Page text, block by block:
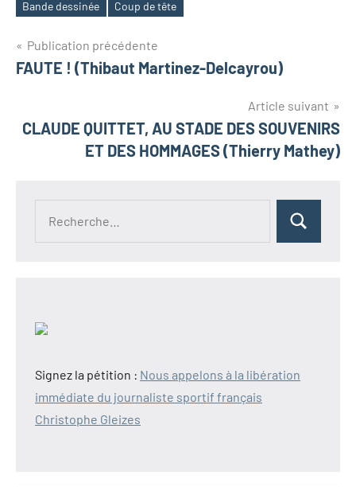
Bande dessinée
Coup de tête
Navigation
de
Publication précédente
FAUTE ! (Thibaut Martinez-Delcayrou)
Article suivant
CLAUDE QUITTET, AU STADE DES SOUVENIRS
ET DES HOMMAGES (Thierry Mathey)
Rechercher
Signez la pétition : Nous appelons à la libération
immédiate du journaliste sportif français
Christophe Gleizes